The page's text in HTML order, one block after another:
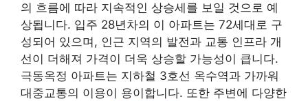
의 흐름에 따라 지속적인 상승세를 보일 것으로 예
상됩니다. 입주 28년차의 이 아파트는 72세대로 구
성되어 있으며, 인근 지역의 발전과 교통 인프라 개
선이 더해져 가격이 더욱 상승할 가능성이 큽니다.
극동옥정 아파트는 지하철 3호선 옥수역과 가까워
대중교통의 이용이 용이합니다. 또한 주변에 다양한